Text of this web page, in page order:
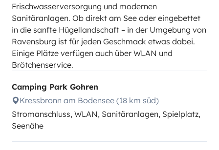
Frischwasserversorgung und modernen
Sanitäranlagen. Ob direkt am See oder eingebettet
in die sanfte Hügellandschaft – in der Umgebung von
Ravensburg ist für jeden Geschmack etwas dabei.
Einige Plätze verfügen auch über WLAN und
Brötchenservice.
Camping Park Gohren
Kressbronn am Bodensee (18 km süd)
Stromanschluss, WLAN, Sanitäranlagen, Spielplatz,
Seenähe